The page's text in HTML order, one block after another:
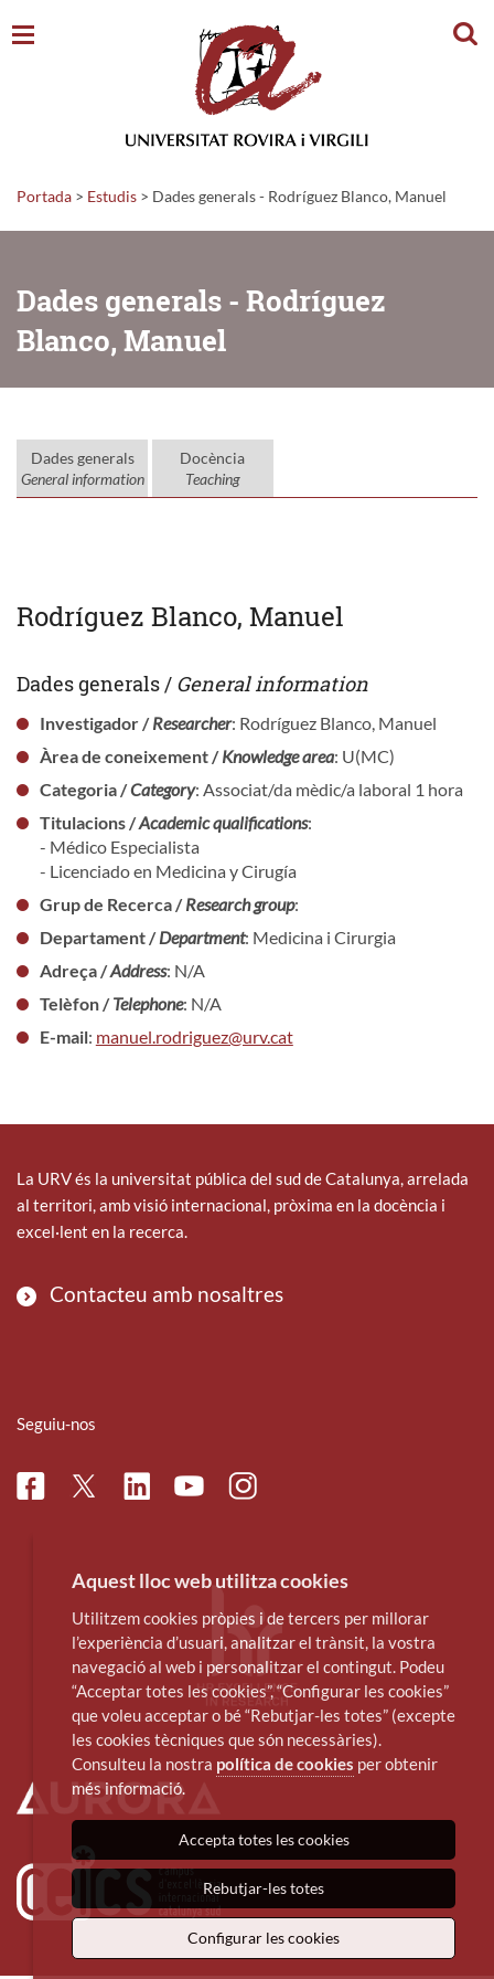
Portada > Estudis > Dades generals - Rodríguez Blanco, Manuel
Dades generals - Rodríguez
Blanco, Manuel
Dades generals
General information
Docència
Teaching
Rodríguez Blanco, Manuel
Dades generals / General information
Investigador /Researcher: Rodríguez Blanco, Manuel
Àrea de coneixement /Knowledge area: U(MC)
Categoria /Category: Associat/da mèdic/a laboral 1 hora
Titulacions /Academic qualifications:
- Médico Especialista
- Licenciado en Medicina y Cirugía
Grup de Recerca /Research group:
Departament /Department: Medicina i Cirurgia
Adreça /Address: N/A
Telèfon /Telephone: N/A
E-mail: manuel.rodriguez@urv.cat
La URV és la universitat pública del sud de Catalunya, arrelada
al territori, amb visió internacional, pròxima en la docència i
excel·lent en la recerca.
Contacteu amb nosaltres
Seguiu-nos
FacebookTwitterLinkedinYoutubeInstagram
Aquest lloc web utilitza cookies
Utilitzem cookies pròpies i de tercers per millorar
l’experiència d’usuari, analitzar el trànsit, la vostra
navegació al web i personalitzar el contingut. Podeu
“Acceptar totes les cookies”, “Configurar les cookies”
que voleu acceptar o bé “Rebutjar-les totes” (excepte
les cookies tècniques que són necessàries).
Consulteu la nostra política de cookies per obtenir
més informació.
Accepta totes les cookies
Rebutjar-les totes
Configurar les cookies